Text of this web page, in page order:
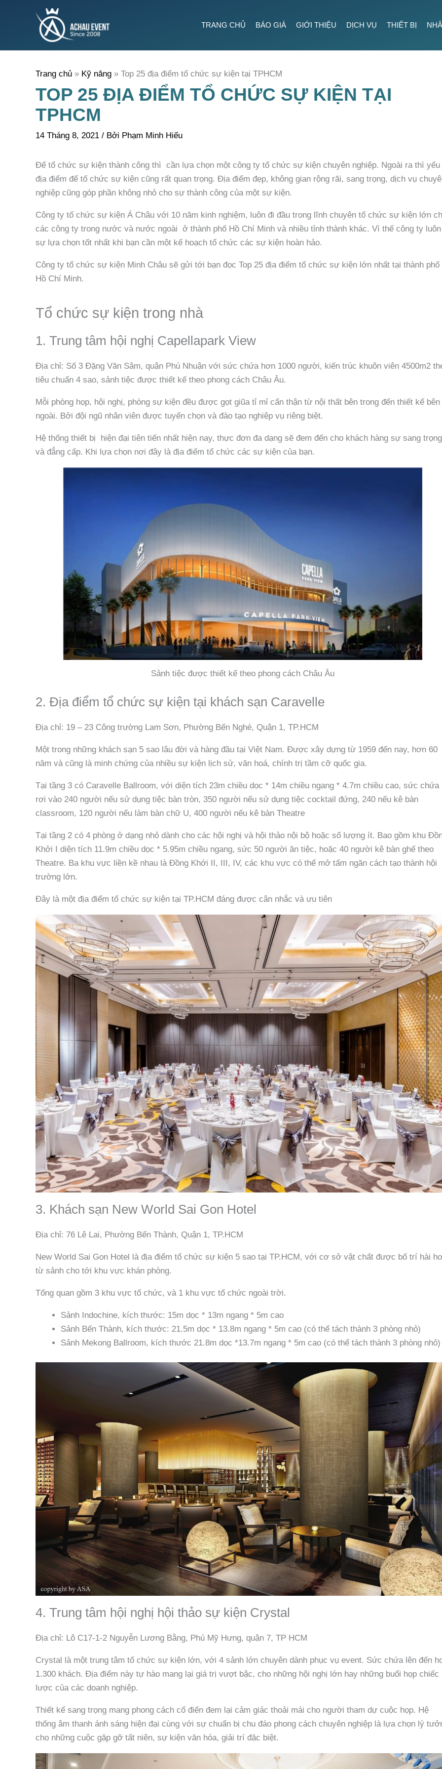
TRANG CHỦ BÁO GIÁ GIỚI THIỆU DỊCH VỤ THIẾT BỊ
Trang chủ Kỹ năng Top 25 địa điểm tổ chức sự kiện tại TPHCM
TOP 25 ĐỊA ĐIỂM TỔ CHỨC SỰ KIỆN TẠI
TPHCM
14 Tháng 8, 2021 / Bởi Phạm Minh Hiếu
Để tổ chức sự kiện thành công thì cần lựa chọn một công ty tổ chức sự kiện chuyên nghiệp. Ngoài ra thì yếu
địa điểm để tổ chức sự kiện cũng rất quan trọng. Địa điểm đẹp, không gian rộng rãi, sang trọng, dịch vụ
nghiệp cũng góp phần không nhỏ cho sự thành công của một sự kiện.
Công ty tổ chức sự kiện Á Châu với 10 năm kinh nghiệm, luôn đi đầu trong lĩnh chuyên tổ chức sự kiện lớn
các công ty trong nước và nước ngoài ở thành phố Hồ Chí Minh và nhiều tỉnh thành khác. Vì thế công ty
sự lựa chọn tốt nhất khi bạn cần một kế hoạch tổ chức các sự kiện hoàn hảo.
Công ty tổ chức sự kiện Minh Châu sẽ gửi tới bạn đọc Top 25 địa điểm tổ chức sự kiện lớn nhất tại thành phố
Hồ Chí Minh.
Tổ chức sự kiện trong nhà
1. Trung tâm hội nghị Capellapark View
Địa chỉ: Số 3 Đặng Văn Sâm, quận Phú Nhuận với sức chứa hơn 1000 người, kiến trúc khuôn viên 4500m2
tiêu chuẩn 4 sao, sảnh tiệc được thiết kế theo phong cách Châu Âu.
Mỗi phòng họp, hội nghị, phòng sự kiện đều được gọt giũa tỉ mỉ cẩn thận từ nội thất bên trong đến thiết kế bên
ngoài. Bởi đội ngũ nhân viên được tuyển chọn và đào tạo nghiệp vụ riêng biệt.
Hệ thống thiết bị hiện đại tiên tiến nhất hiện nay, thực đơn đa dạng sẽ đem đến cho khách hàng sự sang trọng
và đẳng cấp. Khi lựa chọn nơi đây là địa điểm tổ chức các sự kiện của bạn.
Sảnh tiệc được thiết kế theo phong cách Châu Âu
2. Địa điểm tổ chức sự kiện tại khách sạn Caravelle
Địa chỉ: 19 – 23 Công trường Lam Sơn, Phường Bến Nghé, Quận 1, TP.HCM
Một trong những khách sạn 5 sao lâu đời và hàng đầu tại Việt Nam. Được xây dựng từ 1959 đến nay, hơn 60
năm và cũng là minh chứng của nhiều sự kiện lịch sử, văn hoá, chính trị tầm cỡ quốc gia.
Tại tầng 3 có Caravelle Ballroom, với diện tích 23m chiều dọc * 14m chiều ngang * 4.7m chiều cao, sức chứa
rơi vào 240 người nếu sử dụng tiệc bàn tròn, 350 người nếu sử dụng tiệc cocktail đứng, 240 nếu kê bàn
classroom, 120 người nếu làm bàn chữ U, 400 người nếu kê bàn Theatre
Tại tầng 2 có 4 phòng ở dạng nhỏ dành cho các hội nghị và hội thảo nội bộ hoặc số lượng ít. Bao gồm khu
Khởi I diện tích 11.9m chiều dọc * 5.95m chiều ngang, sức 50 người ăn tiệc, hoặc 40 người kê bàn ghế theo
Theatre. Ba khu vực liền kề nhau là Đồng Khới II, III, IV, các khu vực có thể mở tấm ngăn cách tạo thành hội
trường lớn.
Đây là một địa điểm tổ chức sự kiện tại TP.HCM đáng được cân nhắc và ưu tiên
3. Khách sạn New World Sai Gon Hotel
Địa chỉ: 76 Lê Lai, Phường Bến Thành, Quận 1, TP.HCM
New World Sai Gon Hotel là địa điểm tổ chức sự kiện 5 sao tại TP.HCM, với cơ sở vật chất được bố trí hài
từ sảnh cho tới khu vực khán phòng.
Tổng quan gồm 3 khu vực tổ chức, và 1 khu vực tổ chức ngoài trời.
Sảnh Indochine, kích thước: 15m dọc * 13m ngang * 5m cao
Sảnh Bến Thành, kích thước: 21.5m dọc * 13.8m ngang * 5m cao (có thể tách thành 3 phòng nhỏ)
Sảnh Mekong Ballroom, kích thước 21.8m dọc *13.7m ngang * 5m cao (có thể tách thành 3 phòng nhỏ)
4. Trung tâm hội nghị hội thảo sự kiện Crystal
Địa chỉ: Lô C17-1-2 Nguyễn Lương Bằng, Phú Mỹ Hưng, quận 7, TP HCM
Crystal là một trung tâm tổ chức sự kiện lớn, với 4 sảnh lớn chuyên dành phục vụ event. Sức chứa lên đến
1.300 khách. Địa điểm này tự hào mang lại giá trị vượt bậc, cho những hội nghị lớn hay những buổi họp chiếc
lược của các doanh nghiệp.
Thiết kế sang trọng mang phong cách cổ điển đem lại cảm giác thoải mái cho người tham dự cuộc họp. Hệ
thống âm thanh ánh sáng hiện đại cùng với sự chuẩn bị chu đáo phong cách chuyên nghiệp là lựa chọn lý
cho những cuộc gặp gỡ tất niên, sự kiện văn hóa, giải trí đặc biệt.